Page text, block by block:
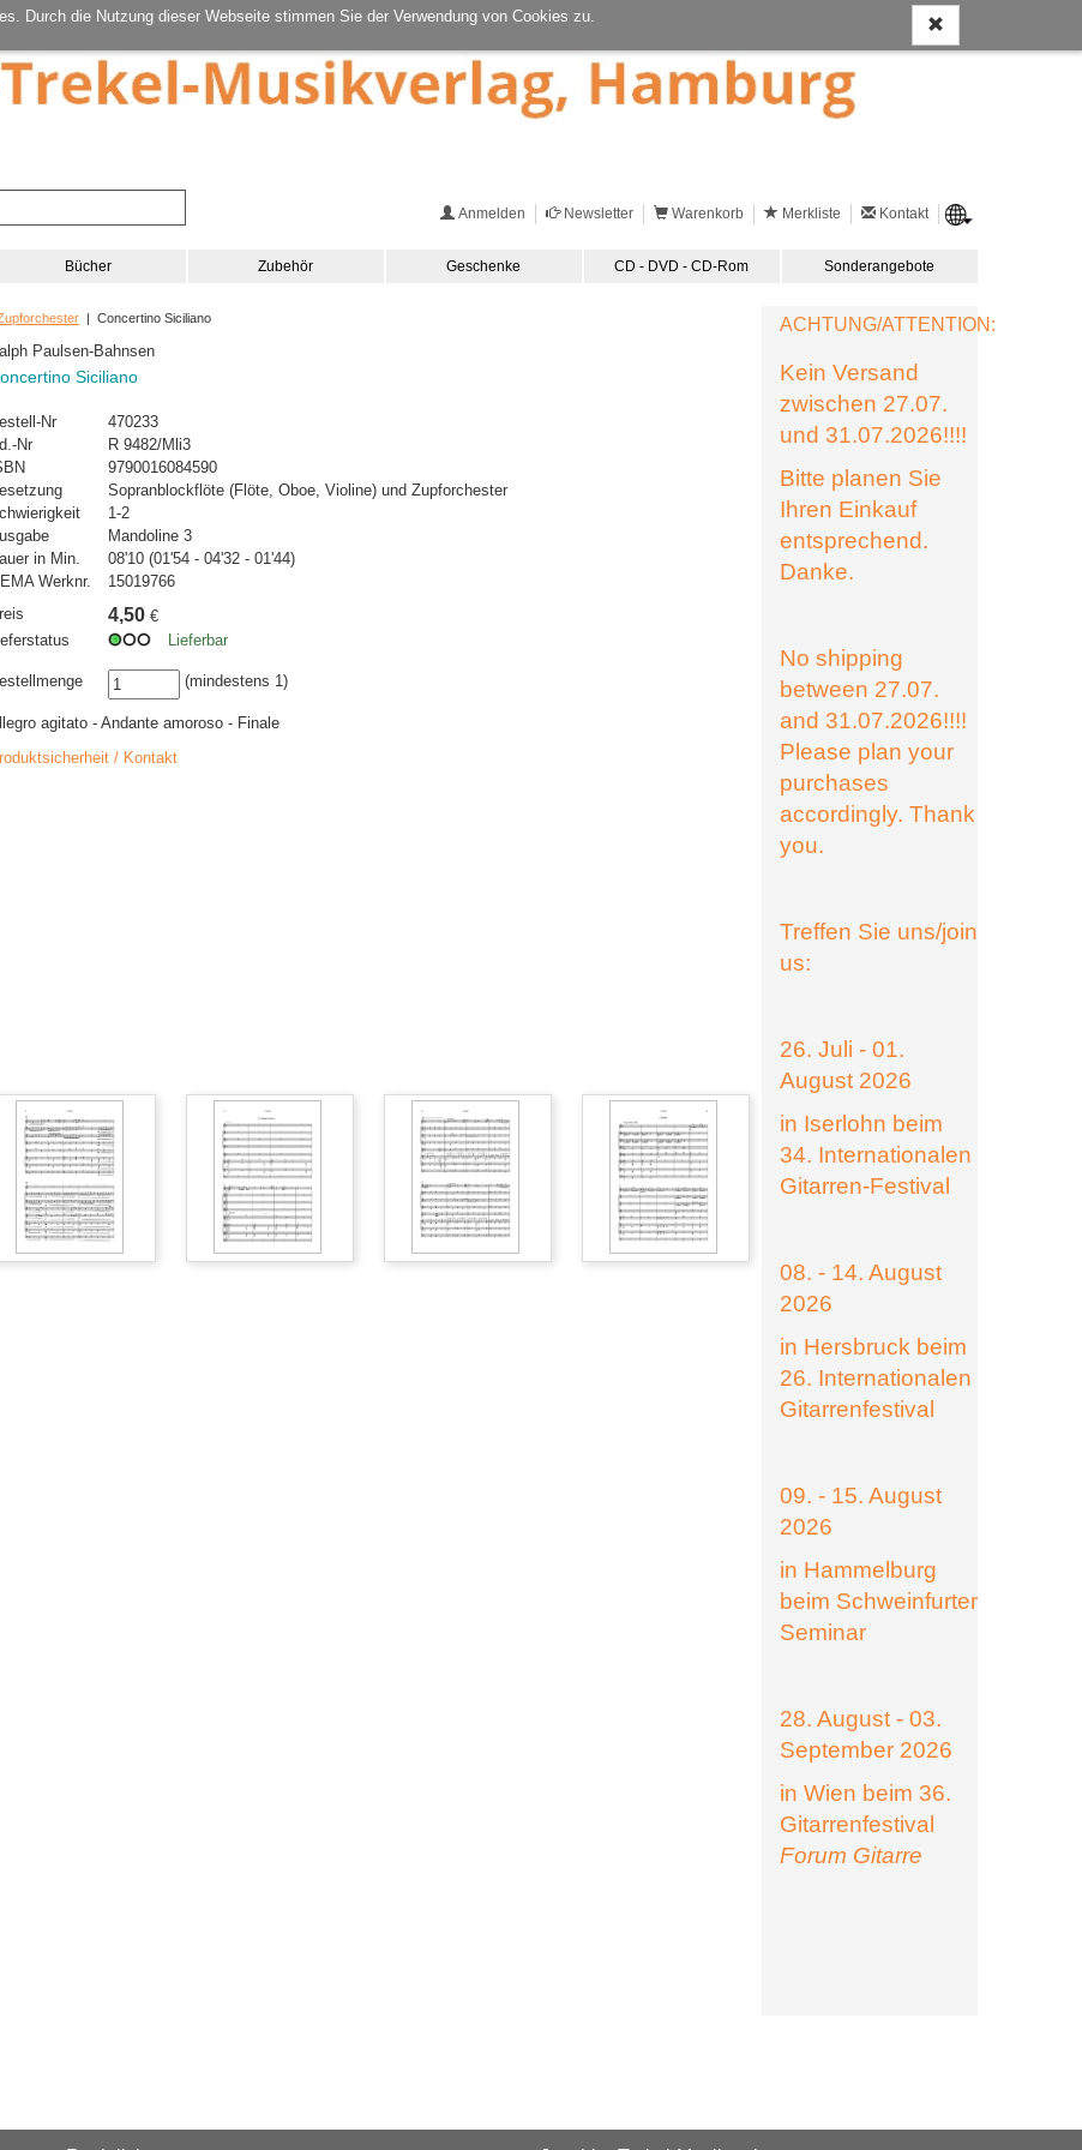
Durch die Nutzung dieser Webseite stimmen Sie der Verwendung von Cookies zu.
Anmelden Newsletter Warenkorb Merkliste Kontakt
Bücher Zubehör Geschenke CD - DVD - CD-Rom Sonderangebote
| Concertino Siciliano
Paulsen-Bahnsen
Siciliano
Nr
470233
Nr
R 9482/Mli3
9790016084590
Sopranblockflöte (Flöte, Oboe, Violine) und Zupforchester
1-2
Mandoline 3
in Min.
08'10 (01'54 - 04'32 - 01'44)
Werknr.
15019766
4,50 €
Lieferbar
(mindestens 1)
agitato - Andante amoroso - Finale
/ Kontakt
ACHTUNG/ATTENTION:
Kein Versand
zwischen 27.07.
und 31.07.2026!!!!
Bitte planen Sie
Ihren Einkauf
entsprechend.
Danke.
No shipping
between 27.07.
and 31.07.2026!!!!
Please plan your
purchases
accordingly. Thank
you.
Treffen Sie uns/join
us:
26. Juli - 01.
August 2026
in Iserlohn beim
34. Internationalen
Gitarren-Festival
08. - 14. August
2026
in Hersbruck beim
26. Internationalen
Gitarrenfestival
09. - 15. August
2026
in Hammelburg
beim Schweinfurter
Seminar
28. August - 03.
September 2026
in Wien beim 36.
Gitarrenfestival
Forum Gitarre